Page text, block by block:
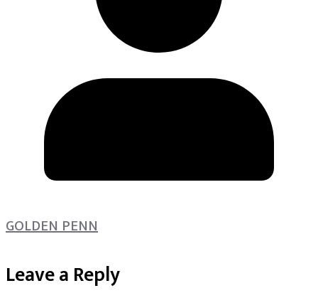
GOLDEN PENN
Leave a Reply